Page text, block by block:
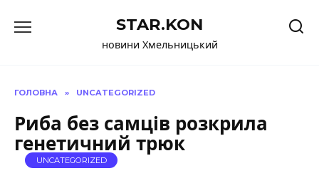
до
STAR.KON
новини Хмельницький
ГОЛОВНА » UNCATEGORIZED
Риба без самців розкрила
генетичний трюк
UNCATEGORIZED